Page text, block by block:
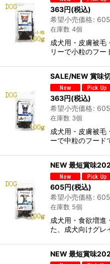
363円(税込)
希望小売価格: 605
在庫数 4個
成犬用・皮膚被毛
リーで小粒のフ
SALE/NEW 賞味
363円(税込)
希望小売価格: 605
在庫数 3個
成犬用・皮膚被毛
ーで中粒のフード
NEW 最短賞味
605円(税込)
希望小売価格: 605
在庫数 5個
成犬用・食欲増進
た、成犬向けグ
NEW 最短賞味